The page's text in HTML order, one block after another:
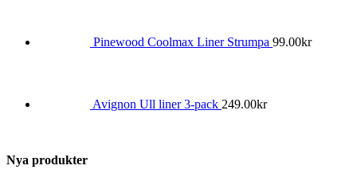
Pinewood Coolmax Liner Strumpa 99.00kr
Avignon Ull liner 3-pack 249.00kr
Nya produkter